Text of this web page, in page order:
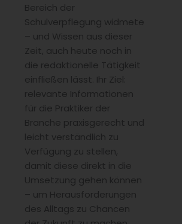
Bereich der
Schulverpflegung widmete
– und Wissen aus dieser
Zeit, auch heute noch in
die redaktionelle Tätigkeit
einfließen lässt. Ihr Ziel:
relevante Informationen
für die Praktiker der
Branche praxisgerecht und
leicht verständlich zu
Verfügung zu stellen,
damit diese direkt in die
Umsetzung gehen können
– um Herausforderungen
des Alltags zu Chancen